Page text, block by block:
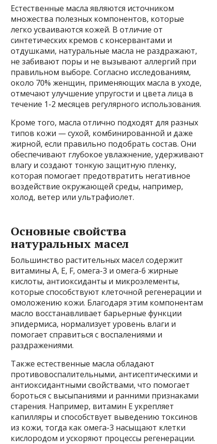
Естественные масла являются источником
множества полезных компонентов, которые
легко усваиваются кожей. В отличие от
синтетических кремов с консервантами и
отдушками, натуральные масла не раздражают,
не забивают поры и не вызывают аллергий при
правильном выборе. Согласно исследованиям,
около 70% женщин, применяющих масла в уходе,
отмечают улучшение упругости и цвета лица в
течение 1-2 месяцев регулярного использования.
Кроме того, масла отлично подходят для разных
типов кожи — сухой, комбинированной и даже
жирной, если правильно подобрать состав. Они
обеспечивают глубокое увлажнение, удерживают
влагу и создают тонкую защитную пленку,
которая помогает предотвратить негативное
воздействие окружающей среды, например,
холод, ветер или ультрафиолет.
Основные свойства
натуральных масел
Большинство растительных масел содержит
витамины A, E, F, омега-3 и омега-6 жирные
кислоты, антиоксиданты и микроэлементы,
которые способствуют клеточной регенерации и
омоложению кожи. Благодаря этим компонентам
масло восстанавливает барьерные функции
эпидермиса, нормализует уровень влаги и
помогает справиться с воспалениями и
раздражениями.
Также естественные масла обладают
противовоспалительными, антисептическими и
антиоксидантными свойствами, что помогает
бороться с высыпаниями и ранними признаками
старения. Например, витамин Е укрепляет
капилляры и способствует выведению токсинов
из кожи, тогда как омега-3 насыщают клетки
кислородом и ускоряют процессы регенерации.